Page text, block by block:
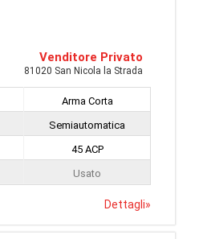
Venditore Privato
81020 San Nicola la Strada
Arma Corta
Semiautomatica
45 ACP
Usato
Dettagli»